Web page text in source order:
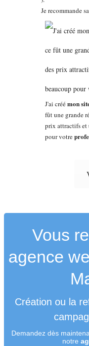
Je recommande
J'ai créémon
fût une grande
prix attractifs et
pour votre
Vous
agence
Création ou la
Demandez dès
notre